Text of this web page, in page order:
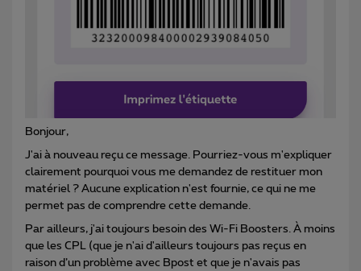
Bonjour,
J'ai à nouveau reçu ce message. Pourriez-vous m'expliquer
clairement pourquoi vous me demandez de restituer mon
matériel ? Aucune explication n'est fournie, ce qui ne me
permet pas de comprendre cette demande.
Par ailleurs, j'ai toujours besoin des Wi-Fi Boosters. À moins
que les CPL (que je n'ai d'ailleurs toujours pas reçus en
raison d’un problème avec Bpost et que je n'avais pas